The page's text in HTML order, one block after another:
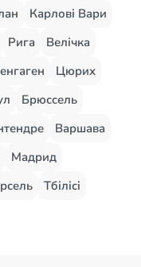
Карлові Вари
Рига
Велічка
Цюрих
Брюссель
Варшава
Мадрид
Тбілісі